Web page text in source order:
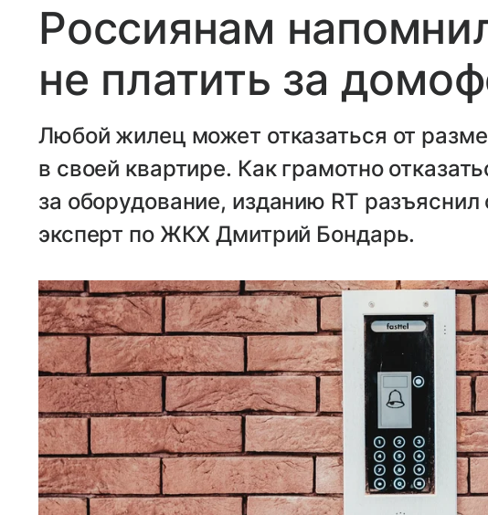
Россиянам
не платить за
Любой жилец может отказаться от
в своей квартире. Как грамотно
за оборудование, изданию RT
эксперт по ЖКХ Дмитрий Бондарь.